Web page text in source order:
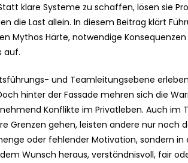
klare Systeme zu schaffen, lösen sie
die Last allein. In diesem Beitrag klärt
Mythos Härte, notwendige
auf.
und Teamleitungsebene
hinter der Fassade mehren sich die
Konflikte im Privatleben. Auch im
Grenzen gehen, leisten andere nur noch
oder fehlender Motivation, sondern
Wunsch heraus, verständnisvoll, fair